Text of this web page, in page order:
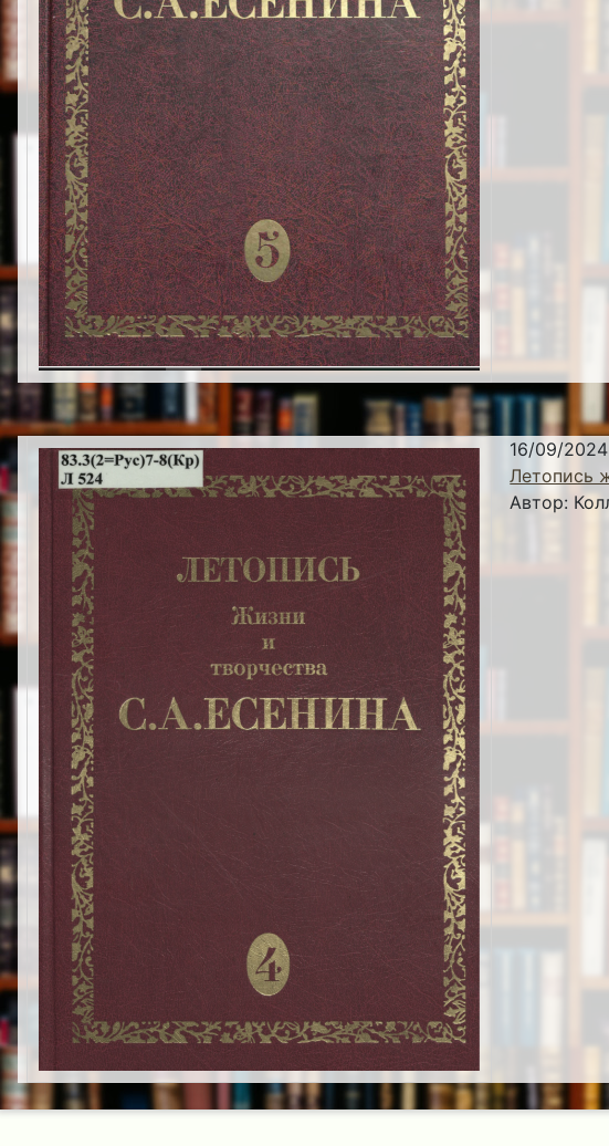
16/09/2024
Летопись
Автор: